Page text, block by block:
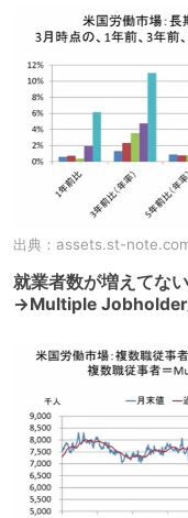
出典： assets.st-
就業者数が増えてな
→Multiple Jobholder